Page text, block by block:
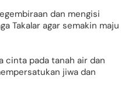
dan mengisi
Takalar agar semakin maju
cinta pada tanah air dan
jiwa dan